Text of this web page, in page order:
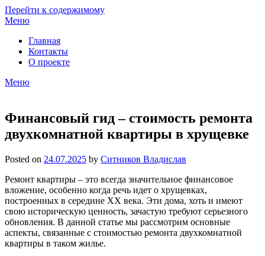
Перейти к содержимому
Меню
Главная
Контакты
О проекте
Меню
Финансовый гид – стоимость ремонта
двухкомнатной квартиры в хрущевке
Posted on 24.07.2025 by Ситников Владислав
Ремонт квартиры – это всегда значительное финансовое
вложение, особенно когда речь идет о хрущевках,
построенных в середине XX века. Эти дома, хоть и имеют
свою историческую ценность, зачастую требуют серьезного
обновления. В данной статье мы рассмотрим основные
аспекты, связанные с стоимостью ремонта двухкомнатной
квартиры в таком жилье.